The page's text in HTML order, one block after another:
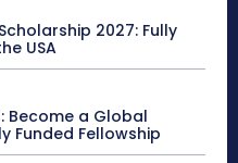
2027: Fully
USA
Become a Global
Funded Fellowship